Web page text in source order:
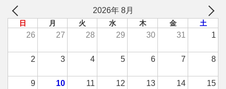
2026年 8月
日 月 火 水 木 金 土
26 27 28 29 30 31 1
2 3 4 5 6 7 8
9 10 11 12 13 14 15